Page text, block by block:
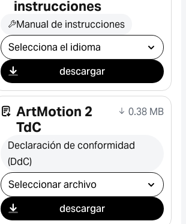
instrucciones
Manual de instrucciones
Seleccionar descarga
descargar
ArtMotion 2
TdC
0.38 MB
Declaración de conformidad
(DdC)
Seleccionar descarga
descargar